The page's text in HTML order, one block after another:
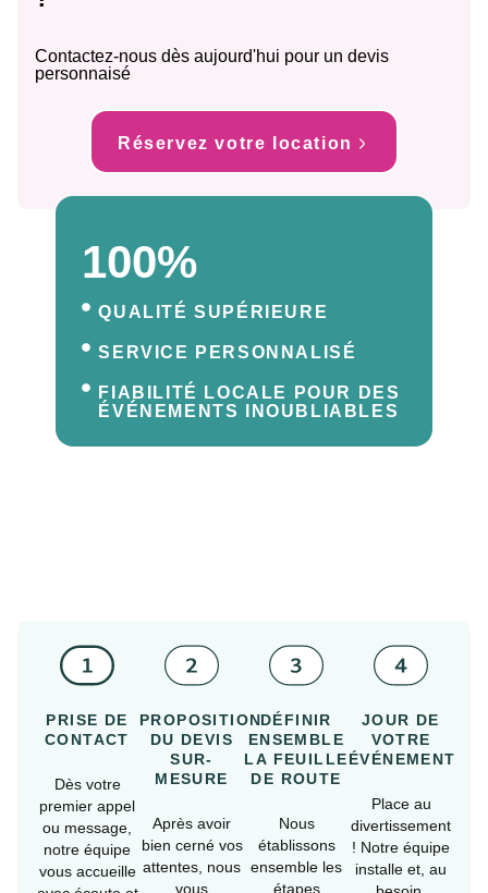
100%
QUALITÉ SUPÉRIEURE
SERVICE PERSONNALISÉ
FIABILITÉ LOCALE POUR DES
ÉVÉNEMENTS INOUBLIABLES
Contactez-nous dès aujourd'hui pour un devis
personnaisé
Réservez votre location
PRISE DE
CONTACT
Dès votre
premier appel
ou message,
notre équipe
vous accueille
PROPOSITION
DU DEVIS
SUR-
MESURE
Après avoir
bien cerné vos
attentes, nous
vous
DÉFINIR
ENSEMBLE
LA FEUILLE
DE ROUTE
Nous
établissons
ensemble les
étapes
JOUR DE
VOTRE
ÉVÉNEMENT
Place au
divertissement
! Notre équipe
installe et, au